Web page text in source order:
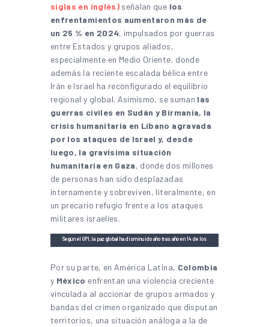
siglas en inglés) señalan que los
enfrentamientos aumentaron más de
un 25 % en 2024, impulsados por guerras
entre Estados y grupos aliados,
especialmente en Medio Oriente, donde
además la reciente escalada bélica entre
Irán e Israel ha reconfigurado el equilibrio
regional y global. Asimismo, se suman las
guerras civiles en Sudán y Birmania, la
crisis humanitaria en Líbano agravada
por los ataques de Israel y, desde
luego, la gravísima situación
humanitaria en Gaza, donde dos millones
de personas han sido desplazadas
internamente y sobreviven, literalmente, en
un precario refugio frente a los ataques
militares israelíes.
Según el GPI, la paz global ha disminuido año tras año en 14 de los
Por su parte, en América Latina, Colombia
y México enfrentan una violencia creciente
vinculada al accionar de grupos armados y
bandas del crimen organizado que disputan
territorios, una situación análoga a la de